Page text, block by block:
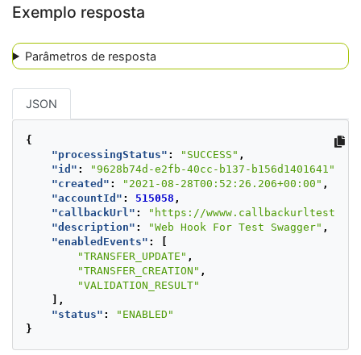
Exemplo resposta
Parâmetros de resposta
JSON
{
"processingStatus" : "SUCCESS" ,
"id" : "9628b74d-e2fb-40cc-b137-b156d1401641"
"created" : "2021-08-28T00:52:26.206+00:00" ,
"accountId" : 515058 ,
"callbackUrl" :
"https://
"description" : "Web Hook For Test Swagger" ,
"enabledEvents" :
[
"TRANSFER_UPDATE" ,
"TRANSFER_CREATION" ,
"VALIDATION_RESULT"
],
"status" :
"ENABLED"
}